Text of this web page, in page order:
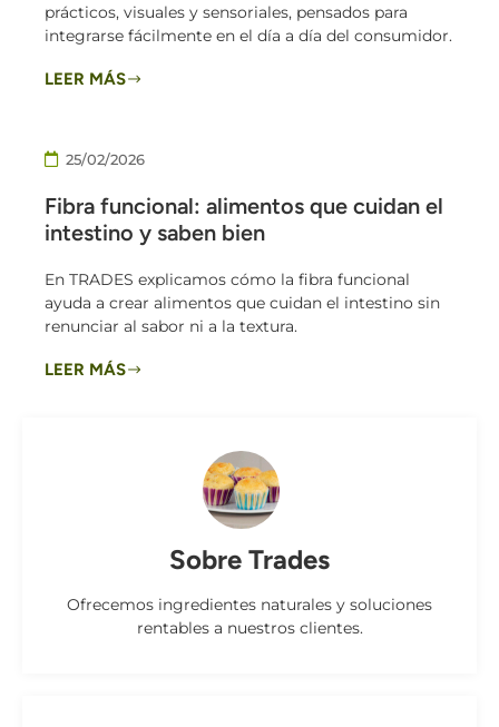
prácticos, visuales y sensoriales, pensados para
integrarse fácilmente en el día a día del consumidor.
LEER MÁS
25/02/2026
Fibra funcional: alimentos que cuidan el
intestino y saben bien
En TRADES explicamos cómo la fibra funcional
ayuda a crear alimentos que cuidan el intestino sin
renunciar al sabor ni a la textura.
LEER MÁS
Sobre Trades
Ofrecemos ingredientes naturales y soluciones
rentables a nuestros clientes.